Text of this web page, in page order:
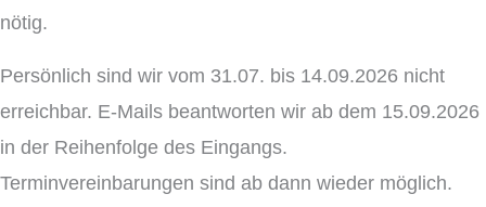
nötig.
Persönlich sind wir vom 31.07. bis 14.09.2026 nicht
erreichbar. E-Mails beantworten wir ab dem 15.09.2026
in der Reihenfolge des Eingangs.
Terminvereinbarungen sind ab dann wieder möglich.